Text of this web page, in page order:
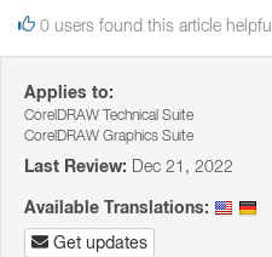
0 users found this article helpful
Applies to:
CorelDRAW Technical Suite
CorelDRAW Graphics Suite
Last Review: Dec 21, 2022
Available Translations:
Get updates